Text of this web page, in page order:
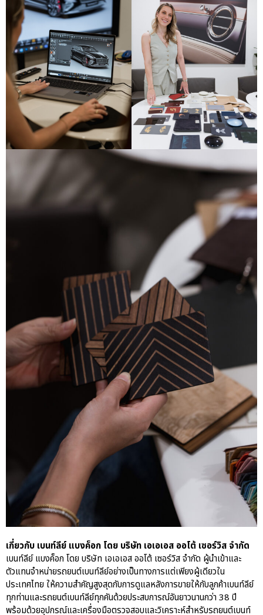
เกี่ยวกับ เบนท์ลีย์ แบงค็อก โดย บริษัท เอเอเอส ออโต้ เซอร์วิส จำกัด
เบนท์ลีย์ แบงค็อก โดย บริษัท เอเอเอส ออโต้ เซอร์วิส จำกัด ผู้นำเข้าและ
ตัวแทนจำหน่ายรถยนต์เบนท์ลีย์อย่างเป็นทางการแต่เพียงผู้เดียวใน
ประเทศไทย ให้ความสำคัญสูงสุดกับการดูแลหลังการขายให้กับลูกค้าเบนท์ลีย์
ทุกท่านและรถยนต์เบนท์ลีย์ทุกคันด้วยประสบการณ์อันยาวนานกว่า 38 ปี
พร้อมด้วยอุปกรณ์และเครื่องมือตรวจสอบและวิเคราะห์สำหรับรถยนต์เบนท์